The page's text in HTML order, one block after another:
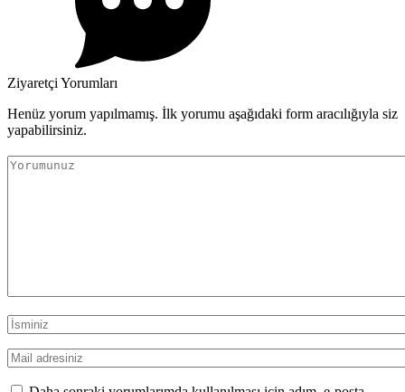
Ziyaretçi Yorumları
Henüz yorum yapılmamış. İlk yorumu aşağıdaki form aracılığıyla siz
yapabilirsiniz.